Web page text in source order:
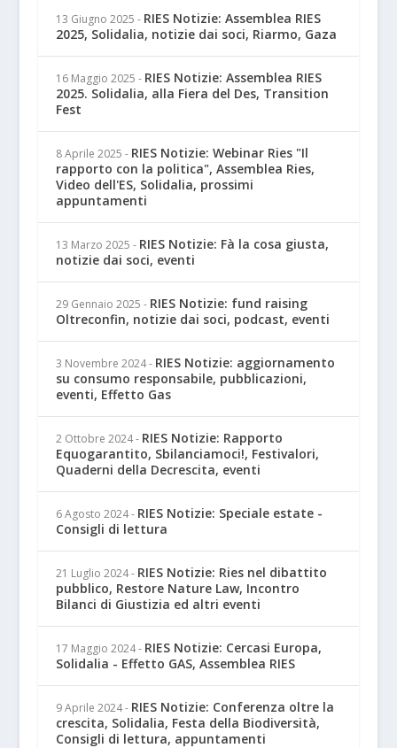
13 Giugno 2025 - RIES Notizie: Assemblea RIES
2025, Solidalia, notizie dai soci, Riarmo, Gaza
16 Maggio 2025 - RIES Notizie: Assemblea RIES
2025. Solidalia, alla Fiera del Des, Transition
Fest
8 Aprile 2025 - RIES Notizie: Webinar Ries "Il
rapporto con la politica", Assemblea Ries,
Video dell'ES, Solidalia, prossimi
appuntamenti
13 Marzo 2025 - RIES Notizie: Fà la cosa giusta,
notizie dai soci, eventi
29 Gennaio 2025 - RIES Notizie: fund raising
Oltreconfin, notizie dai soci, podcast, eventi
3 Novembre 2024 - RIES Notizie: aggiornamento
su consumo responsabile, pubblicazioni,
eventi, Effetto Gas
2 Ottobre 2024 - RIES Notizie: Rapporto
Equogarantito, Sbilanciamoci!, Festivalori,
Quaderni della Decrescita, eventi
6 Agosto 2024 - RIES Notizie: Speciale estate -
Consigli di lettura
21 Luglio 2024 - RIES Notizie: Ries nel dibattito
pubblico, Restore Nature Law, Incontro
Bilanci di Giustizia ed altri eventi
17 Maggio 2024 - RIES Notizie: Cercasi Europa,
Solidalia - Effetto GAS, Assemblea RIES
9 Aprile 2024 - RIES Notizie: Conferenza oltre la
crescita, Solidalia, Festa della Biodiversità,
Consigli di lettura, appuntamenti